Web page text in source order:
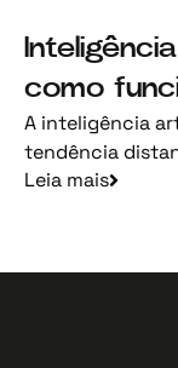
como
A inteligência
tendência
Leia mais